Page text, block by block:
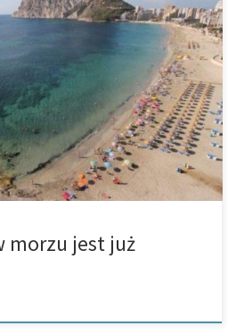
ściągnięto zakaz kąpieli w morzu
w Calp ogłosił, że kąpiel w morzu na
dozwolona. Kilka […]
morzu jest już